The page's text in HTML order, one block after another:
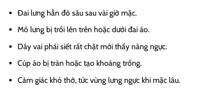
Đai lưng hằn đỏ sâu sau vài giờ mặc.
Mô lưng bị trồi lên trên hoặc dưới đai áo.
Dây vai phải siết rất chặt mới thấy nâng ngực.
Cúp áo bị tràn hoặc tạo khoảng trống.
Cảm giác khó thở, tức vùng lưng ngực khi mặc lâu.